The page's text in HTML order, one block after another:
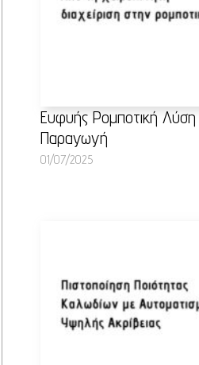
Ευφυής Ρομποτική
Παραγωγή
01/07/2025